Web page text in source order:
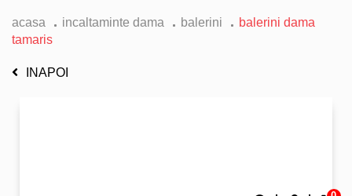
acasa incaltaminte dama balerini
balerini dama
tamaris
INAPOI